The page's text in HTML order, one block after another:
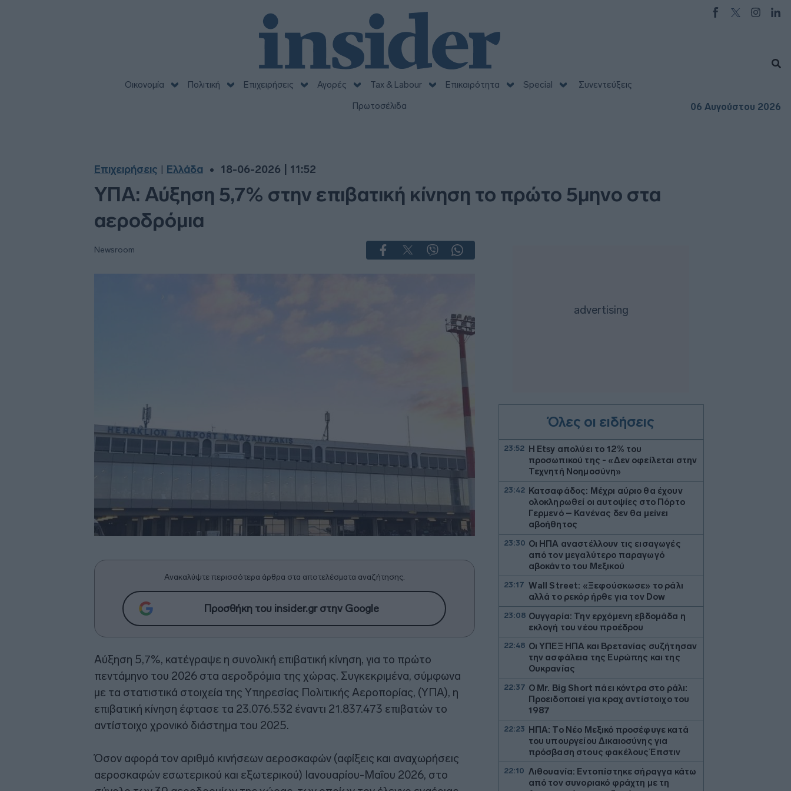
Οικονομία Πολιτική Επιχειρήσεις Αγορές Tax & Labour Επικαιρότητα Special
Συνεντεύξεις
Πρωτοσέλιδα
06 Αυγούστου 2026
Επιχειρήσεις Ελλάδα 18-06-2026 | 11:52
ΥΠΑ: Αύξηση 5,7% στην επιβατική κίνηση το πρώτο 5μηνο στα
αεροδρόμια
Newsroom
Ανακαλύψτε περισσότερα άρθρα στα αποτελέσματα αναζήτησης.
Προσθήκη του insider.gr στην Google
Αύξηση 5,7%, κατέγραψε η συνολική επιβατική κίνηση, για το πρώτο
πεντάμηνο του 2026 στα αεροδρόμια της χώρας. Συγκεκριμένα, σύμφωνα
με τα στατιστικά στοιχεία της Υπηρεσίας Πολιτικής Αεροπορίας, (ΥΠΑ), η
επιβατική κίνηση έφτασε τα 23.076.532 έναντι 21.837.473 επιβατών το
αντίστοιχο χρονικό διάστημα του 2025.
Όσον αφορά τον αριθμό κινήσεων αεροσκαφών (αφίξεις και αναχωρήσεις
αεροσκαφών εσωτερικού και εξωτερικού) Ιανουαρίου-Μαΐου 2026, στο
Όλες οι ειδήσεις
23:52
Η Etsy απολύει το 12% του
προσωπικού της - «Δεν οφείλεται στην
Τεχνητή Νοημοσύνη»
23:42 Κατσαφάδος: Μέχρι αύριο θα έχουν
ολοκληρωθεί οι αυτοψίες στο Πόρτο
Γερμενό – Κανένας δεν θα μείνει
αβοήθητος
23:30 Οι ΗΠΑ αναστέλλουν τις εισαγωγές
από τον μεγαλύτερο παραγωγό
αβοκάντο του Μεξικού
23:17 Wall Street: «Ξεφούσκωσε» το ράλι
αλλά το ρεκόρ ήρθε για τον Dow
23:08 Ουγγαρία: Την ερχόμενη εβδομάδα η
εκλογή του νέου προέδρου
22:48 Οι ΥΠΕΞ ΗΠΑ και Βρετανίας συζήτησαν
την ασφάλεια της Ευρώπης και της
Ουκρανίας
22:37 O Mr. Big Short πάει κόντρα στο ράλι:
Προειδοποιεί για κραχ αντίστοιχο του
1987
22:23 ΗΠΑ: Το Νέο Μεξικό προσέφυγε κατά
του υπουργείου Δικαιοσύνης για
πρόσβαση στους φακέλους Έπστιν
22:10 Λιθουανία: Εντοπίστηκε σήραγγα κάτω
από τον συνοριακό φράχτη με τη